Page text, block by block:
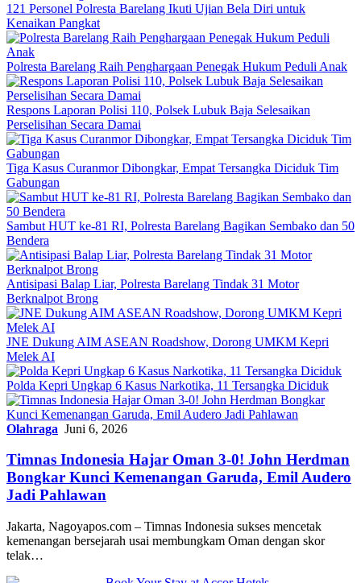
121 Personel Polresta Barelang Ikuti Ujian Bela Diri untuk
Kenaikan Pangkat
Polresta Barelang Raih Penghargaan Penegak Hukum Peduli Anak
Respons Laporan Polisi 110, Polsek Lubuk Baja Selesaikan
Perselisihan Secara Damai
Tiga Kasus Curanmor Dibongkar, Empat Tersangka Diciduk Tim
Gabungan
Sambut HUT ke-81 RI, Polresta Barelang Bagikan Sembako dan 50
Bendera
Antisipasi Balap Liar, Polresta Barelang Tindak 31 Motor
Berknalpot Brong
JNE Dukung AIM ASEAN Roadshow, Dorong UMKM Kepri
Melek AI
Polda Kepri Ungkap 6 Kasus Narkotika, 11 Tersangka Diciduk
Olahraga Juni 6, 2026
Timnas Indonesia Hajar Oman 3-0! John Herdman
Bongkar Kunci Kemenangan Garuda, Emil Audero
Jadi Pahlawan
Jakarta, Nagoyapos.com – Timnas Indonesia sukses mencetak
kemenangan bersejarah usai membungkam Oman dengan skor
telak…